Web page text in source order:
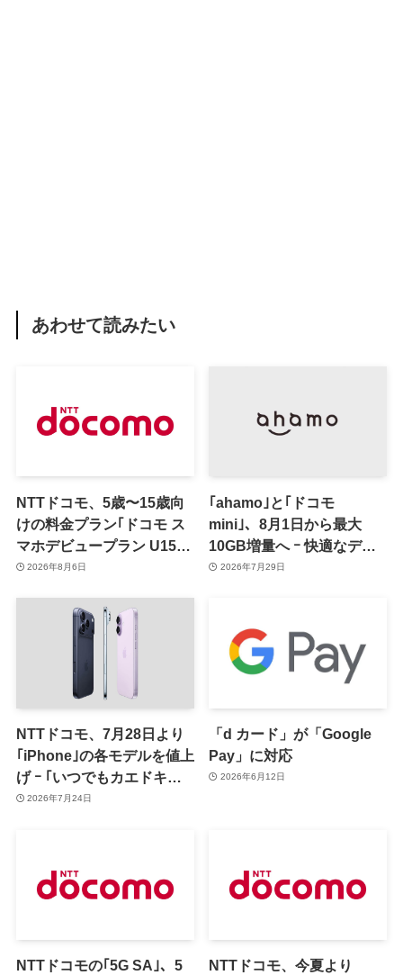
あわせて読みたい
NTTドコモ、5歳〜15歳向
けの料金プラン｢ドコモ ス
マホデビュープラン U15｣
を発表 ｰ その家族がおトク
2026年8月6日
｢ahamo｣と｢ドコモ
mini｣、8月1日から最大
10GB増量へ ｰ 快適なデー
タ通信体験とユーザーの体
2026年7月29日
NTTドコモ、7月28日より
｢iPhone｣の各モデルを値上
げ ｰ ｢いつでもカエドキプ
ログラム｣適用時の残価も
2026年7月24日
「d カード」が「Google
Pay」に対応
2026年6月12日
NTTドコモの｢5G SA｣、5
NTTドコモ、今夏より